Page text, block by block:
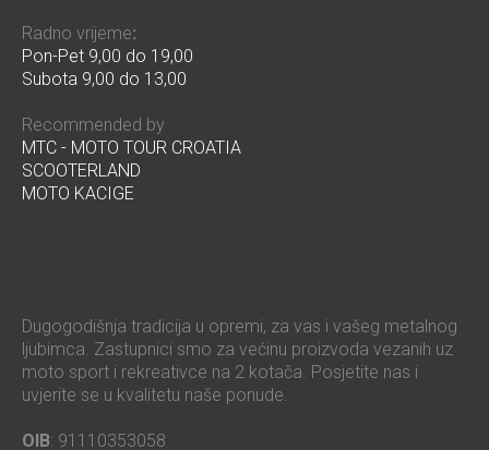
Radno vrijeme:
Pon-Pet 9,00 do 19,00
Subota 9,00 do 13,00
Recommended by
MTC - MOTO TOUR CROATIA
SCOOTERLAND
MOTO KACIGE
Dugogodišnja tradicija u opremi, za vas i vašeg metalnog
ljubimca. Zastupnici smo za većinu proizvoda vezanih uz
moto sport i rekreativce na 2 kotača. Posjetite nas i
uvjerite se u kvalitetu naše ponude.
OIB: 91110353058